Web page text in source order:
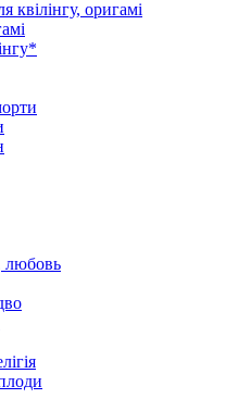
квілінгу, оригамі
любовь